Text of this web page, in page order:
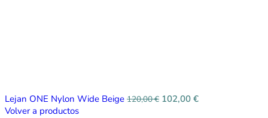
Lejan ONE Nylon Wide Beige 120,00€ 102,00 €
Volver a productos